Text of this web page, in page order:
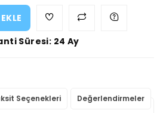
Süresi: 24 Ay
Seçenekleri Değerlendirmeler